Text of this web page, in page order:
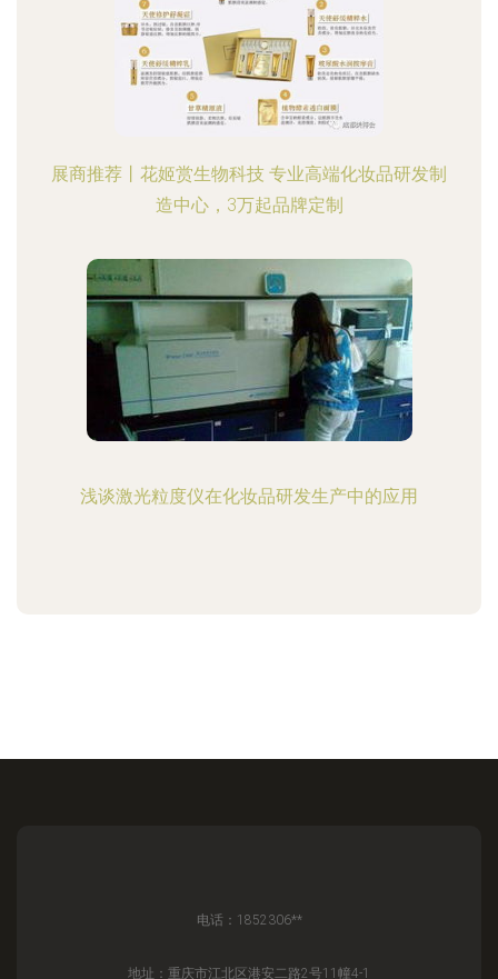
展商推荐丨花姬赏生物科技 专业高端化妆品研发制
造中心，3万起品牌定制
浅谈激光粒度仪在化妆品研发生产中的应用
电话：1852306**
地址：重庆市江北区港安二路2号11幢4-1